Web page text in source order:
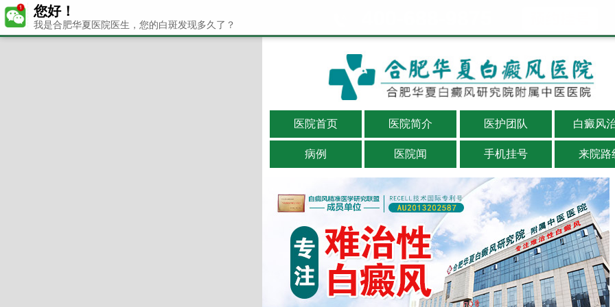
医院首页 医院简介 医护团队 白癜风
病例 医院闻 手机挂号 来院路
您好！
我是合肥华夏医院医生，您的白斑发现多久了？